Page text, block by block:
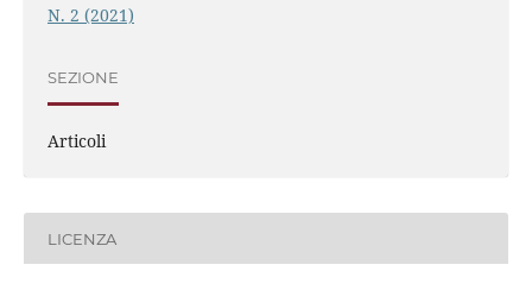
N. 2 (2021)
SEZIONE
Articoli
LICENZA